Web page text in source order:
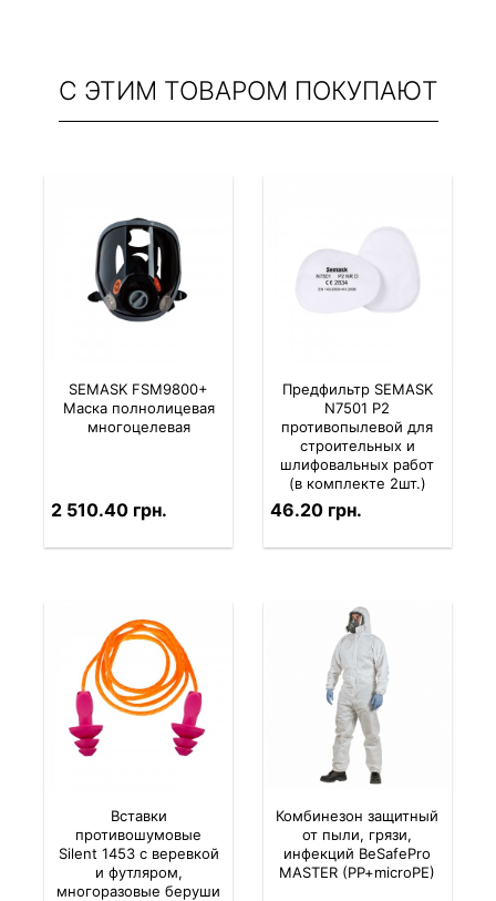
С ЭТИМ ТОВАРОМ ПОКУПАЮТ
SEMASK FSM9800+
Маска полнолицевая
многоцелевая
2 510.40 грн.
Предфильтр SEMASK
N7501 P2
противопылевой для
строительных и
шлифовальных работ
(в комплекте 2шт.)
46.20 грн.
Вставки
противошумовые
Silent 1453 с веревкой
и футляром,
многоразовые беруши
Комбинезон защитный
от пыли, грязи,
инфекций BeSafePro
MASTER (PP+microPE)